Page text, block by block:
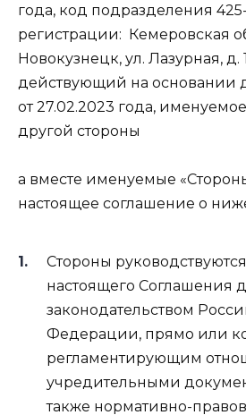
года, код подразделения
регистрации: Кемеровская
Новокузнецк, ул. Лазурная, д.
действующий на основании
от 27.02.2023 года,
другой стороны
а вместе именуемые
настоящее соглашение о
Стороны
настоящего Соглашения
законодательством
Федерации, прямо или
регламентирующим
учредительными
также нормативно-